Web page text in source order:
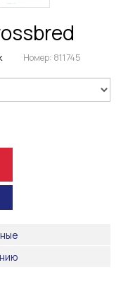
Номер: 811745